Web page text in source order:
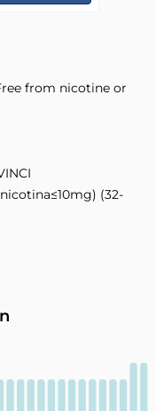
from nicotine or
(32-